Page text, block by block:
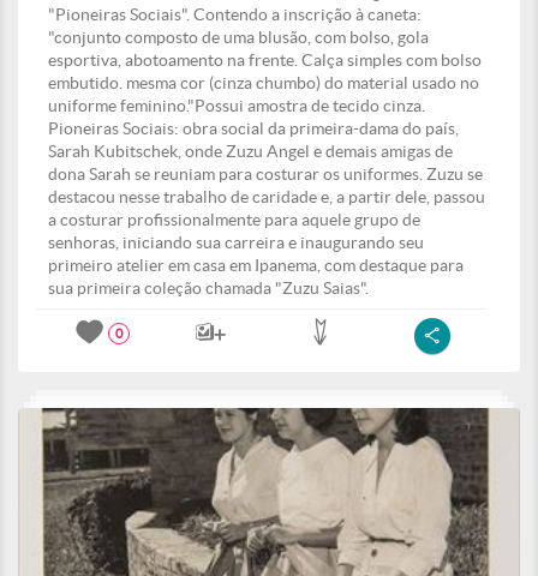
"Pioneiras Sociais". Contendo a inscrição à caneta:
"conjunto composto de uma blusão, com bolso, gola
esportiva, abotoamento na frente. Calça simples com bolso
embutido. mesma cor (cinza chumbo) do material usado no
uniforme feminino."Possui amostra de tecido cinza.
Pioneiras Sociais: obra social da primeira-dama do país,
Sarah Kubitschek, onde Zuzu Angel e demais amigas de
dona Sarah se reuniam para costurar os uniformes. Zuzu se
destacou nesse trabalho de caridade e, a partir dele, passou
a costurar profissionalmente para aquele grupo de
senhoras, iniciando sua carreira e inaugurando seu
primeiro atelier em casa em Ipanema, com destaque para
sua primeira coleção chamada "Zuzu Saias".
0